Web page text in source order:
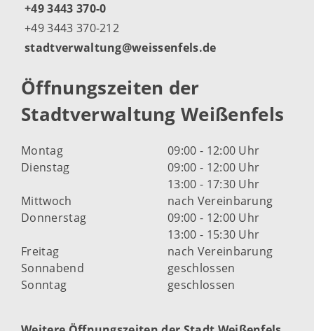
+49 3443 370-0
+49 3443 370-212
stadtverwaltung@weissenfels.de
Öffnungszeiten der
Stadtverwaltung Weißenfels
Montag
09:00 - 12:00 Uhr
Dienstag
09:00 - 12:00 Uhr
13:00 - 17:30 Uhr
Mittwoch
nach Vereinbarung
Donnerstag
09:00 - 12:00 Uhr
13:00 - 15:30 Uhr
Freitag
nach Vereinbarung
Sonnabend
geschlossen
Sonntag
geschlossen